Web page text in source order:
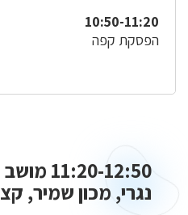
10:50-11:20
הפסקת קפה
11:20-
נגרי, מכון שמיר,